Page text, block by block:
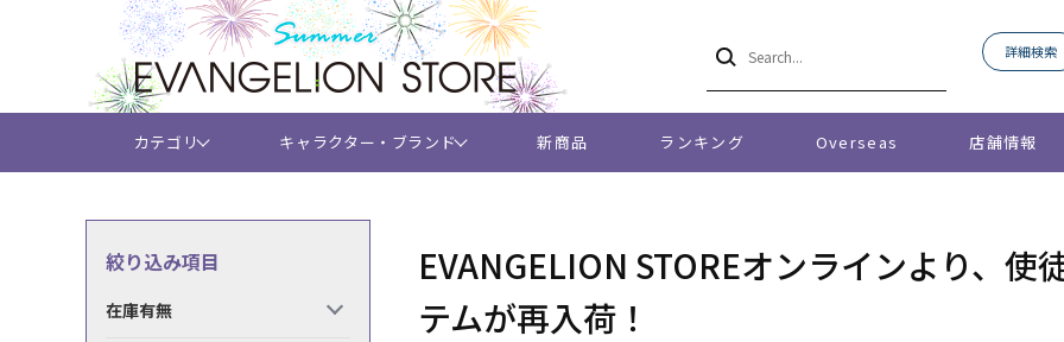
詳細検索
カテゴリ キャラクター・ブランド 新商品 ランキング Overseas 店舗情報
絞り込み項目
在庫有無
EVANGELION STOREオンラインより、
テムが再入荷！